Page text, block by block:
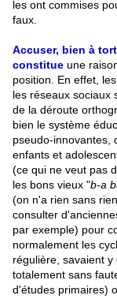
les ont commises
faux.
Accuser, bien à
constitue une
position. En effet,
les réseaux sociaux
de la déroute
bien le système
pseudo-innovantes,
enfants et
(ce qui ne veut pas
les bons vieux "b-a
(on n'a rien sans
consulter
par exemple) pour
normalement les
régulière, savaient
totalement sans
d'études primaires)